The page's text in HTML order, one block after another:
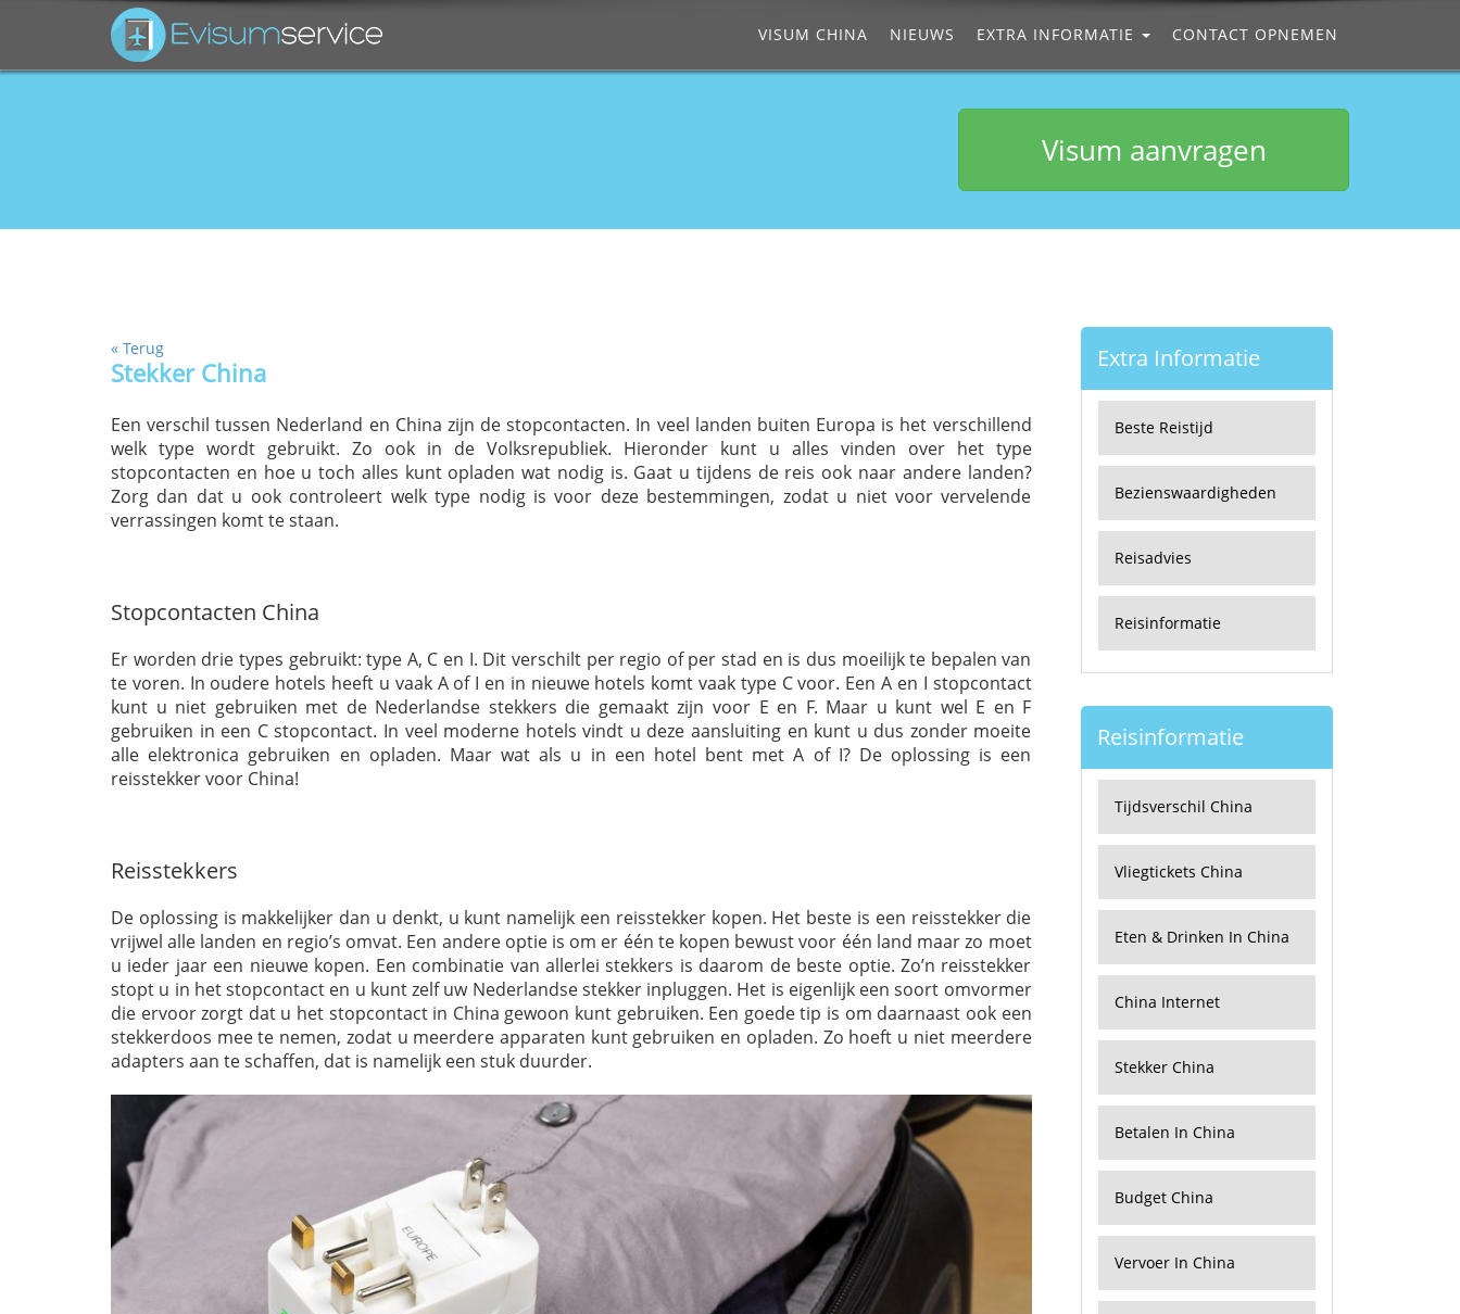
VISUM CHINA NIEUWS EXTRA INFORMATIE CONTACT OPNEMEN
Visum aanvragen
« Terug
Stekker China
Een verschil tussen Nederland en China zijn de stopcontacten. In veel landen buiten Europa is het verschillend
welk type wordt gebruikt. Zo ook in de Volksrepubliek. Hieronder kunt u alles vinden over het type
stopcontacten en hoe u toch alles kunt opladen wat nodig is. Gaat u tijdens de reis ook naar andere landen?
Zorg dan dat u ook controleert welk type nodig is voor deze bestemmingen, zodat u niet voor vervelende
verrassingen komt te staan.
Stopcontacten China
Er worden drie types gebruikt: type A, C en I. Dit verschilt per regio of per stad en is dus moeilijk te bepalen van
te voren. In oudere hotels heeft u vaak A of I en in nieuwe hotels komt vaak type C voor. Een A en I stopcontact
kunt u niet gebruiken met de Nederlandse stekkers die gemaakt zijn voor E en F. Maar u kunt wel E en F
gebruiken in een C stopcontact. In veel moderne hotels vindt u deze aansluiting en kunt u dus zonder moeite
alle elektronica gebruiken en opladen. Maar wat als u in een hotel bent met A of I? De oplossing is een
reisstekker voor China!
Reisstekkers
De oplossing is makkelijker dan u denkt, u kunt namelijk een reisstekker kopen. Het beste is een reisstekker die
vrijwel alle landen en regio’s omvat. Een andere optie is om er één te kopen bewust voor één land maar zo moet
u ieder jaar een nieuwe kopen. Een combinatie van allerlei stekkers is daarom de beste optie. Zo’n reisstekker
stopt u in het stopcontact en u kunt zelf uw Nederlandse stekker inpluggen. Het is eigenlijk een soort omvormer
die ervoor zorgt dat u het stopcontact in China gewoon kunt gebruiken. Een goede tip is om daarnaast ook een
stekkerdoos mee te nemen, zodat u meerdere apparaten kunt gebruiken en opladen. Zo hoeft u niet meerdere
adapters aan te schaffen, dat is namelijk een stuk duurder.
Extra Informatie
Beste Reistijd
Bezienswaardigheden
Reisadvies
Reisinformatie
Reisinformatie
Tijdsverschil China
Vliegtickets China
Eten & Drinken In China
China Internet
Stekker China
Betalen In China
Budget China
Vervoer In China